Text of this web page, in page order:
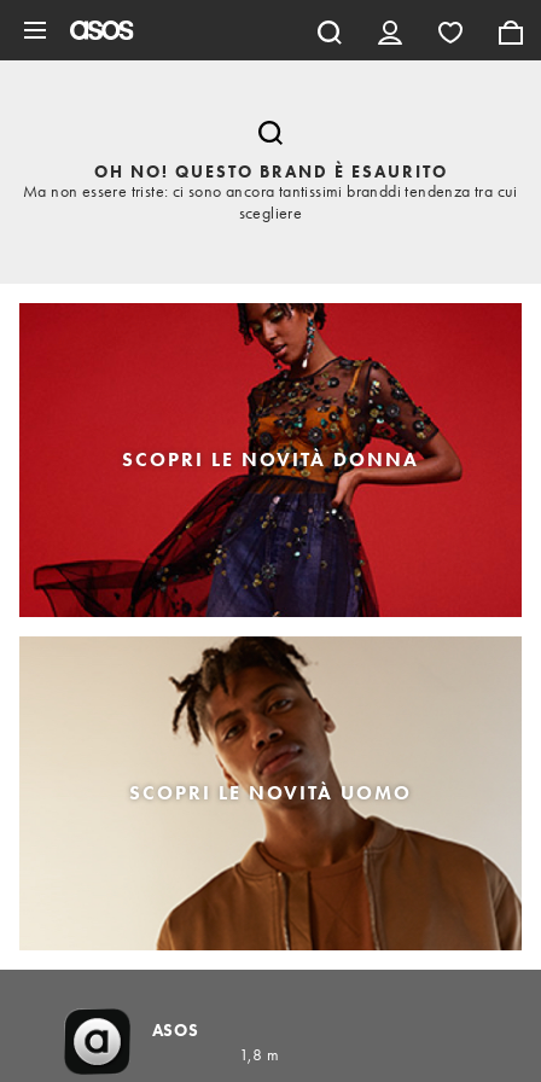
OH NO! QUESTO BRAND È ESAURITO
Ma non essere triste: ci sono ancora tantissimi branddi tendenza tra cui
scegliere
SCOPRI LE NOVITÀ DONNA
SCOPRI LE NOVITÀ UOMO
ASOS
1,8 m